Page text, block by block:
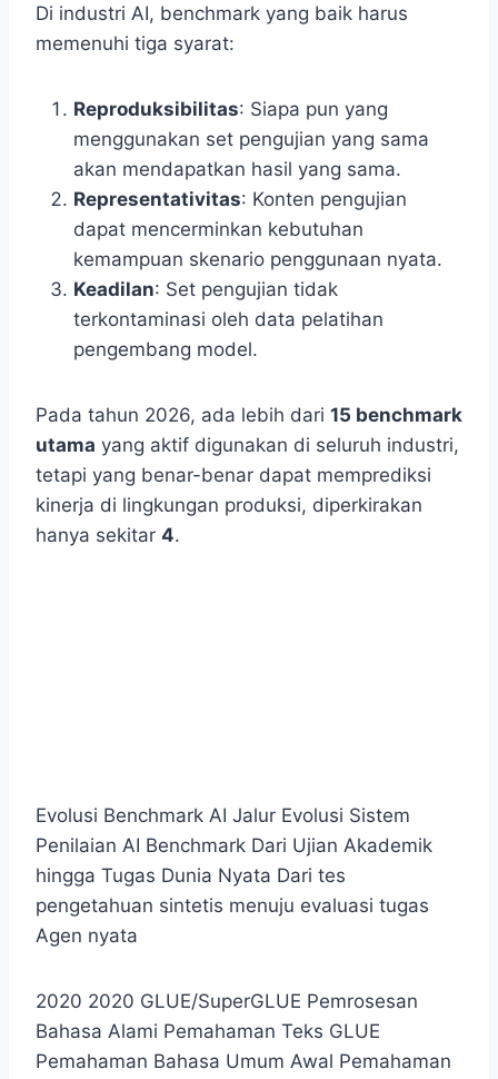
Di industri AI, benchmark yang baik harus
memenuhi tiga syarat:
Reproduksibilitas: Siapa pun yang
menggunakan set pengujian yang sama
akan mendapatkan hasil yang sama.
Representativitas: Konten pengujian
dapat mencerminkan kebutuhan
kemampuan skenario penggunaan nyata.
Keadilan: Set pengujian tidak
terkontaminasi oleh data pelatihan
pengembang model.
Pada tahun 2026, ada lebih dari 15 benchmark
utama yang aktif digunakan di seluruh industri,
tetapi yang benar-benar dapat memprediksi
kinerja di lingkungan produksi, diperkirakan
hanya sekitar 4.
Evolusi Benchmark AI Jalur Evolusi Sistem
Penilaian AI Benchmark Dari Ujian Akademik
hingga Tugas Dunia Nyata Dari tes
pengetahuan sintetis menuju evaluasi tugas
Agen nyata
2020 2020 GLUE/SuperGLUE Pemrosesan
Bahasa Alami Pemahaman Teks GLUE
Pemahaman Bahasa Umum Awal Pemahaman